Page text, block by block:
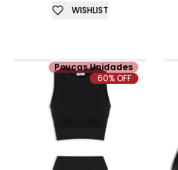
WISHLIST
Poucas Unidades
60% OFF